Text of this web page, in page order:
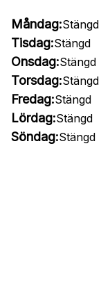
Måndag:Stängd
Tisdag:Stängd
Onsdag:Stängd
Torsdag:Stängd
Fredag:Stängd
Lördag:Stängd
Söndag:Stängd